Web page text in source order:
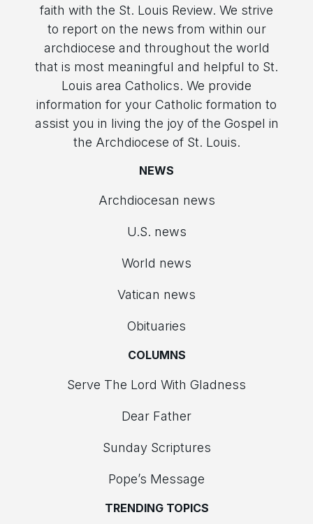
faith with the St. Louis Review. We strive
to report on the news from within our
archdiocese and throughout the world
that is most meaningful and helpful to St.
Louis area Catholics. We provide
information for your Catholic formation to
assist you in living the joy of the Gospel in
the Archdiocese of St. Louis.
NEWS
Archdiocesan news
U.S. news
World news
Vatican news
Obituaries
COLUMNS
Serve The Lord With Gladness
Dear Father
Sunday Scriptures
Pope’s Message
TRENDING TOPICS